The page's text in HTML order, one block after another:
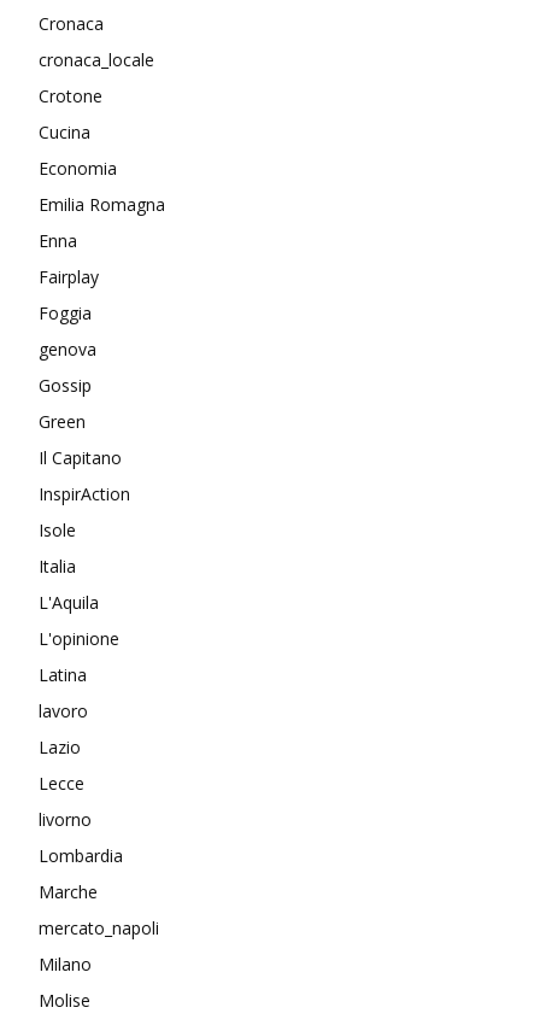
Cronaca
cronaca_locale
Crotone
Cucina
Economia
Emilia Romagna
Enna
Fairplay
Foggia
genova
Gossip
Green
Il Capitano
InspirAction
Isole
Italia
L'Aquila
L'opinione
Latina
lavoro
Lazio
Lecce
livorno
Lombardia
Marche
mercato_napoli
Milano
Molise